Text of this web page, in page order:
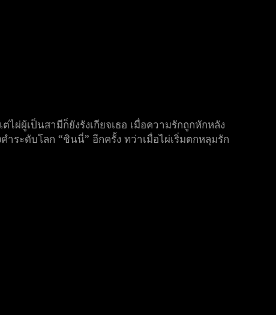
ผู้เป็นสามีก็ยังรังเกียจเธอ เมื่อความรักถูกหักหลัง
ระดับโลก “ชินนี่” อีกครั้ง ทว่าเมื่อไผ่เริ่มตกหลุมรัก